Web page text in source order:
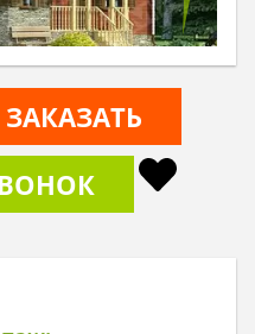
ЗАКАЗАТЬ